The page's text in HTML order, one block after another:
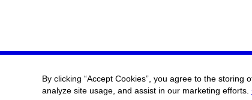
By clicking “Accept Cookies”, you agree to the storing
analyze site usage, and assist in our marketing efforts.